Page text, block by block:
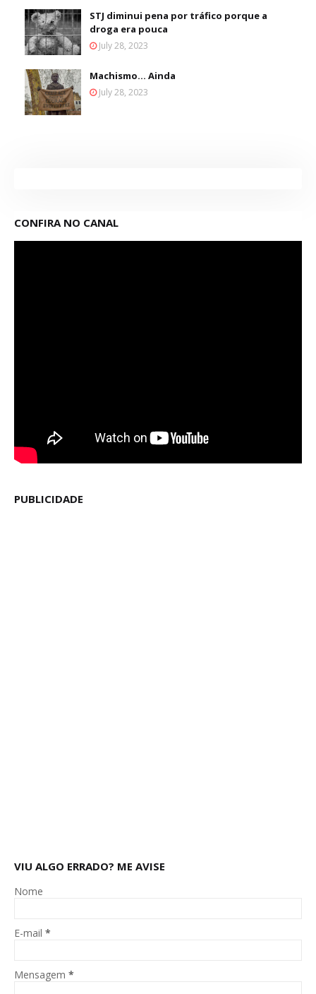
STJ diminui pena por tráfico porque a
droga era pouca
July 28, 2023
Machismo... Ainda
July 28, 2023
CONFIRA NO CANAL
PUBLICIDADE
VIU ALGO ERRADO? ME AVISE
Nome
E-mail *
Mensagem *